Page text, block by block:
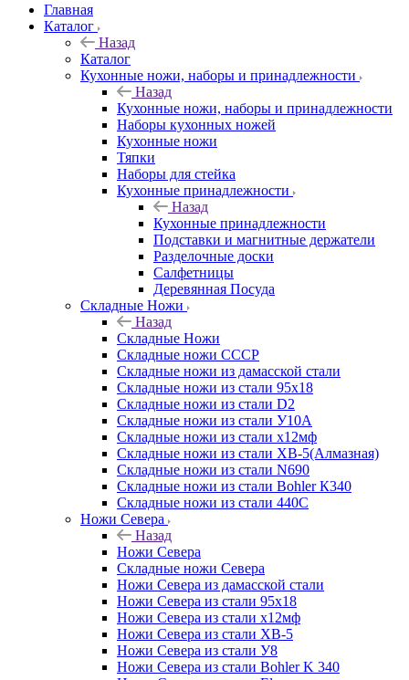
Главная
Каталог
Назад
Каталог
Кухонные ножи, наборы и принадлежности
Назад
Кухонные ножи, наборы и принадлежности
Наборы кухонных ножей
Кухонные ножи
Тяпки
Наборы для стейка
Кухонные принадлежности
Назад
Кухонные принадлежности
Подставки и магнитные держатели
Разделочные доски
Салфетницы
Деревянная Посуда
Складные Ножи
Назад
Складные Ножи
Cкладные ножи СССР
Складные ножи из дамасской стали
Складные ножи из стали 95х18
Складные ножи из стали D2
Складные ножи из стали У10А
Складные ножи из стали х12мф
Складные ножи из стали ХВ-5(Алмазная)
Складные ножи из стали N690
Складные ножи из стали Bohler К340
Складные ножи из стали 440С
Ножи Севера
Назад
Ножи Севера
Складные ножи Севера
Ножи Севера из дамасской стали
Ножи Севера из стали 95х18
Ножи Севера из стали х12мф
Ножи Севера из стали ХВ-5
Ножи Севера из стали У8
Ножи Севера из стали Bohler K 340